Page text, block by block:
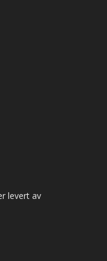
levert av